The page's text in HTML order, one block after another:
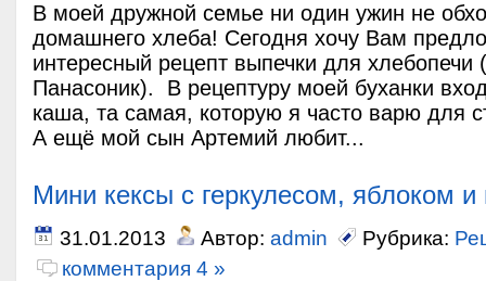
В моей дружной семье ни один ужин не
домашнего хлеба! Сегодня хочу Вам
интересный рецепт выпечки для хлебопечи
Панасоник). В рецептуру моей буханки
каша, та самая, которую я часто варю для
А ещё мой сын Артемий любит...
Мини кексы с геркулесом, яблоком
31.01.2013 Автор: admin Рубрика:
комментария 4 »